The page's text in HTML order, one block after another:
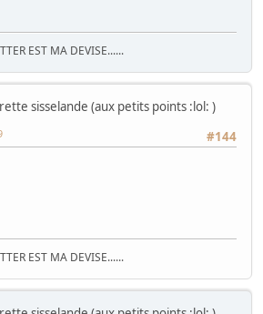
EST MA DEVISE......
sisselande (aux petits points :lol: )
#144
EST MA DEVISE......